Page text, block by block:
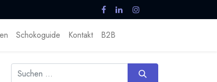
Schokoguide Kontakt B2B